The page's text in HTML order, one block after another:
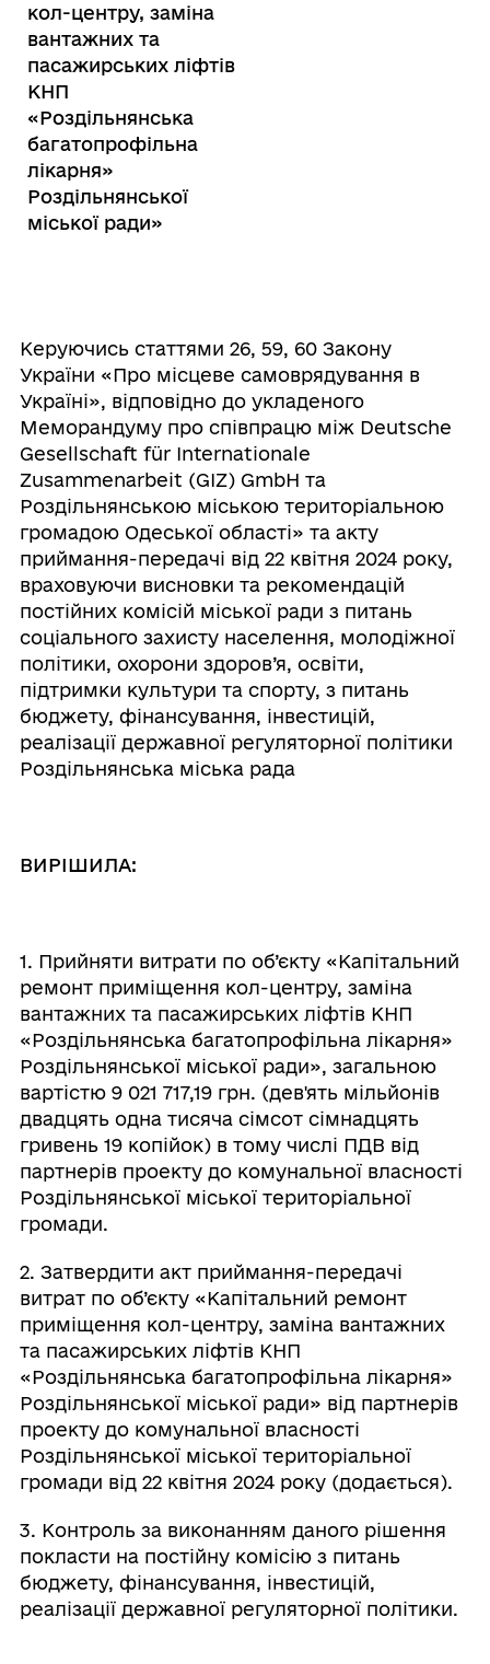
кол-центру, заміна
вантажних та
пасажирських ліфтів
КНП
«Роздільнянська
багатопрофільна
лікарня»
Роздільнянської
міської ради»
Керуючись статтями 26, 59, 60 Закону
України «Про місцеве самоврядування в
Україні», відповідно до укладеного
Меморандуму про співпрацю між Deutsche
Gesellschaft für Internationale
Zusammenarbeit (GIZ) GmbH та
Роздільнянською міською територіальною
громадою Одеської області» та акту
приймання-передачі від 22 квітня 2024 року,
враховуючи висновки та рекомендацій
постійних комісій міської ради з питань
соціального захисту населення, молодіжної
політики, охорони здоров’я, освіти,
підтримки культури та спорту, з питань
бюджету, фінансування, інвестицій,
реалізації державної регуляторної політики
Роздільнянська міська рада
ВИРІШИЛА:
1. Прийняти витрати по об’єкту «Капітальний
ремонт приміщення кол-центру, заміна
вантажних та пасажирських ліфтів КНП
«Роздільнянська багатопрофільна лікарня»
Роздільнянської міської ради», загальною
вартістю 9 021 717,19 грн. (дев'ять мільйонів
двадцять одна тисяча сімсот сімнадцять
гривень 19 копійок) в тому числі ПДВ від
партнерів проекту до комунальної власності
Роздільнянської міської територіальної
громади.
2. Затвердити акт приймання-передачі
витрат по об’єкту «Капітальний ремонт
приміщення кол-центру, заміна вантажних
та пасажирських ліфтів КНП
«Роздільнянська багатопрофільна лікарня»
Роздільнянської міської ради» від партнерів
проекту до комунальної власності
Роздільнянської міської територіальної
громади від 22 квітня 2024 року (додається).
3. Контроль за виконанням даного рішення
покласти на постійну комісію з питань
бюджету, фінансування, інвестицій,
реалізації державної регуляторної політики.